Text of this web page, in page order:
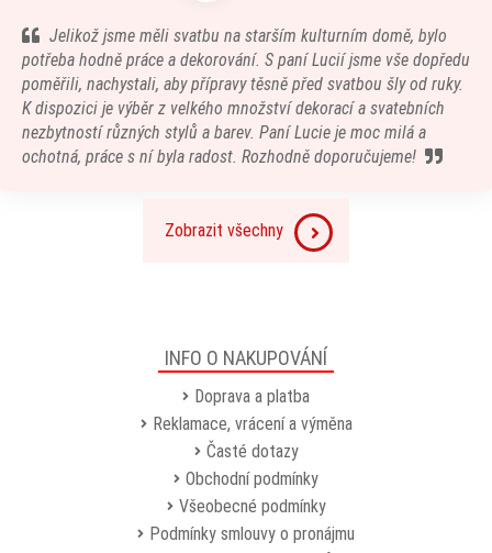
Jelikož jsme měli svatbu na starším kulturním domě, bylo
potřeba hodně práce a dekorování. S paní Lucií jsme vše dopředu
poměřili, nachystali, aby přípravy těsně před svatbou šly od ruky.
K dispozici je výběr z velkého množství dekorací a svatebních
nezbytností různých stylů a barev. Paní Lucie je moc milá a
ochotná, práce s ní byla radost. Rozhodně doporučujeme!
Zobrazit všechny
INFO O NAKUPOVÁNÍ
Doprava a platba
Reklamace, vrácení a výměna
Časté dotazy
Obchodní podmínky
Všeobecné podmínky
Podmínky smlouvy o pronájmu